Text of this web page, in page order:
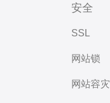
安全
SSL
网站锁
网站容灾